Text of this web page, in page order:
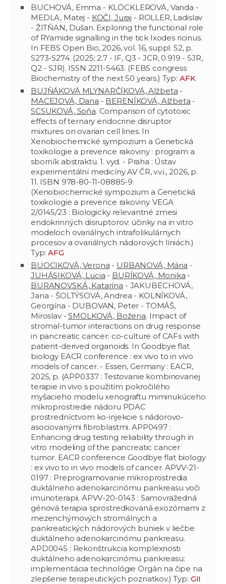
BUCHOVÁ, Emma - KLÖCKLEROVÁ, Vanda -
MEDLA, Matej - KOČI, Juraj - ROLLER, Ladislav
- ŽITŇAN, Dušan. Exploring the functional role
of RYamide signalling in the tick Ixodes ricinus.
In FEBS Open Bio, 2026, vol. 16, suppl. S2, p.
S273-S274. (2025: 2.7 - IF, Q3 - JCR, 0.919 - SJR,
Q2 - SJR). ISSN 2211-5463. (FEBS congress
Biochemistry of the next 50 years.) Typ: AFK
BUJŇÁKOVÁ MLYNARČÍKOVÁ, Alžbeta -
MACEJOVÁ, Dana - BERENÍKOVÁ, Alžbeta -
SCSUKOVÁ, Soňa. Comparison of cytotoxic
effects of ternary endocrine disruptor
mixtures on ovarian cell lines. In
Xenobiochemické sympozium a Genetická
toxikologie a prevence rakoviny : program a
sborník abstraktu. 1. vyd. - Praha : Ústav
experimentální medicíny AV ČR, v.v.i., 2026, p.
11. ISBN 978-80-11-08885-9.
(Xenobiochemické sympozium a Genetická
toxikologie a prevence rakoviny. VEGA
2/0145/23 : Biologicky relevantné zmesi
endokrinných disruptorov: účinky na in vitro
modeloch ovariálnych intrafolikulárnych
procesov a ovariálnych nádorových líniách.)
Typ:AFG
BUOCIKOVÁ, Verona - URBANOVÁ, Mária -
JUHÁSIKOVÁ, Lucia - BURÍKOVÁ, Monika -
BURANOVSKÁ, Katarína - JAKUBECHOVÁ,
Jana - ŠOLTÝSOVÁ, Andrea - KOLNÍKOVÁ,
Georgína - DUBOVAN, Peter - TOMÁŠ,
Miroslav -SMOLKOVÁ, Božena. Impact of
stromal-tumor interactions on drug response
in pancreatic cancer: co-culture of CAFs with
patient-derived organoids. In Goodbye flat
biology EACR conference : ex vivo to in vivo
models of cancer. - Essen, Germany : EACR,
2025, p. (APP0337 : Testovanie kombinovanej
terapie in vivo s použitím pokročilého
myšacieho modelu xenograftu miminukúceho
mikroprostredie nádoru PDAC
prostredníctvom ko-injekcie s nádorovo-
asociovanými fibroblastmi. APP0497 :
Enhancing drug testing reliability through in
vitro modeling of the pancreatic cancer
tumor. EACR conference Goodbye flat biology
: ex vivo to in vivo models of cancer. APVV-21-
0197 : Preprogramovanie mikroprostredia
duktálneho adenokarcinómu pankreasu voči
imunoterapii. APVV-20-0143 : Samovražedná
génová terapia sprostredkovaná exozómami z
mezenchýmových stromálnych a
pankreatických nádorových buniek v liečbe
duktálneho adenokarcinómu pankreasu.
APD0045 : Rekonštrukcia komplexnosti
duktálneho adenokarcinómu pankreasu:
implementácia technológie Orgán na čipe na
zlepšenie terapeutických poznatkov.) Typ: GII